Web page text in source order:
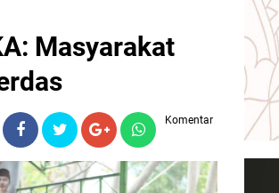
Masyarakat
Komentar